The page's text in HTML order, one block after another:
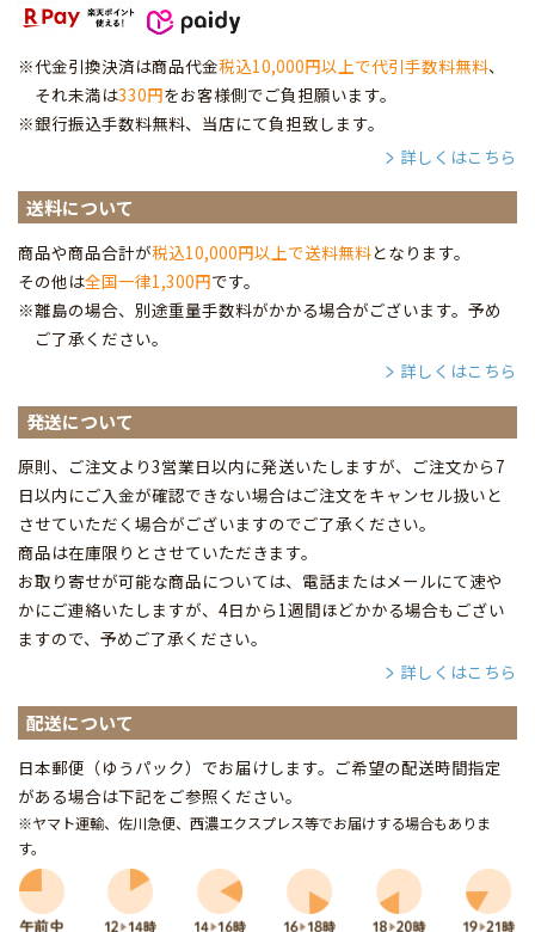
※代金引換決済は商品代金税込10,000円以上で代引手数料無料、
それ未満は330円をお客様側でご負担願います。
※銀行振込手数料無料、当店にて負担致します。
詳しくはこちら
送料について
商品や商品合計が税込10,000円以上で送料無料となります。
その他は全国一律1,300円です。
※離島の場合、別途重量手数料がかかる場合がございます。予め
ご了承ください。
詳しくはこちら
発送について
原則、ご注文より3営業日以内に発送いたしますが、ご注文から7
日以内にご入金が確認できない場合はご注文をキャンセル扱いと
させていただく場合がございますのでご了承ください。
商品は在庫限りとさせていただきます。
お取り寄せが可能な商品については、電話またはメールにて速や
かにご連絡いたしますが、4日から1週間ほどかかる場合もござい
ますので、予めご了承ください。
詳しくはこちら
配送について
日本郵便（ゆうパック）でお届けします。ご希望の配送時間指定
がある場合は下記をご参照ください。
※ヤマト運輸、佐川急便、西濃エクスプレス等でお届けする場合もありま
す。